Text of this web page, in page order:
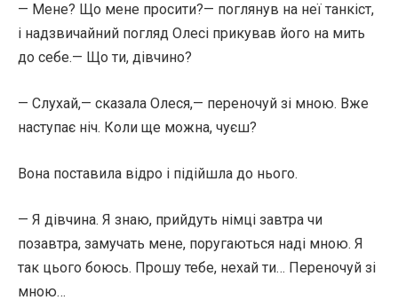
— Мене? Що мене просити?— поглянув на неї танкіст,
і надзвичайний погляд Олесі прикував його на мить
до себе.— Що ти, дівчино?
— Слухай,— сказала Олеся,— переночуй зі мною. Вже
наступає ніч. Коли ще можна, чуєш?
Вона поставила відро і підійшла до нього.
— Я дівчина. Я знаю, прийдуть німці завтра чи
позавтра, замучать мене, поругаються наді мною. Я
так цього боюсь. Прошу тебе, нехай ти… Переночуй зі
мною…